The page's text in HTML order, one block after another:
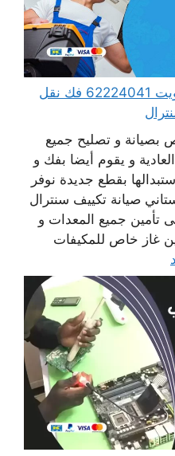
فني تكييف مركزي هندي الكويت 62224041 فك نقل
بصيانة و تصليح جميع
و يقوم أيضا بفك و
بقطع جديدة نوفر
صيانة تكييف سنترال
تأمين جميع المعدات و
غاز خاص للمكيفات